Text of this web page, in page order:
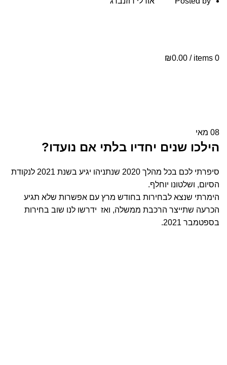
0
items
/
₪0.00
08 מאי
הילכו שנים יחדיו בלתי אם נועדו?
סיפרתי לכם בכל מהלך 2020 שנתניהו יגיע בשנת 2021 לנקודת
הסיום, ושלטונו יוחלף.
הימרתי שנצא לבחירות בחודש מרץ עם אפשרות שלא תגיע
הכרעה שתייצר הרכבת ממשלה, ואז ידרשו לנו שוב בחירות
בספטמבר 2021.